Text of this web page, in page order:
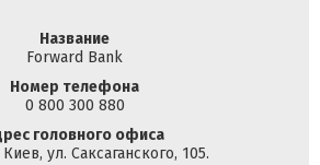
Название
Forward Bank
Номер телефона
0 800 300 880
головного офиса
Киев, ул. Саксаганского, 105.